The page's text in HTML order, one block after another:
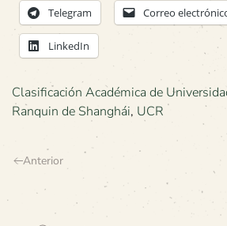
Telegram Correo
LinkedIn
Clasificación Académica de
Ranquin de Shanghái, UCR
Anterior